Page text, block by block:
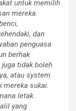
untuk memilih
mereka.
dan
penguasa
berhak
tidak boleh
atau system
sukai.
letak
yang